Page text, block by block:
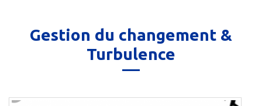
Gestion du changement &
Turbulence